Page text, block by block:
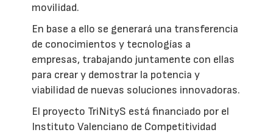
movilidad.
En base a ello se generará una transferencia
de conocimientos y tecnologías a
empresas, trabajando juntamente con ellas
para crear y demostrar la potencia y
viabilidad de nuevas soluciones innovadoras.
El proyecto TriNityS está financiado por el
Instituto Valenciano de Competitividad